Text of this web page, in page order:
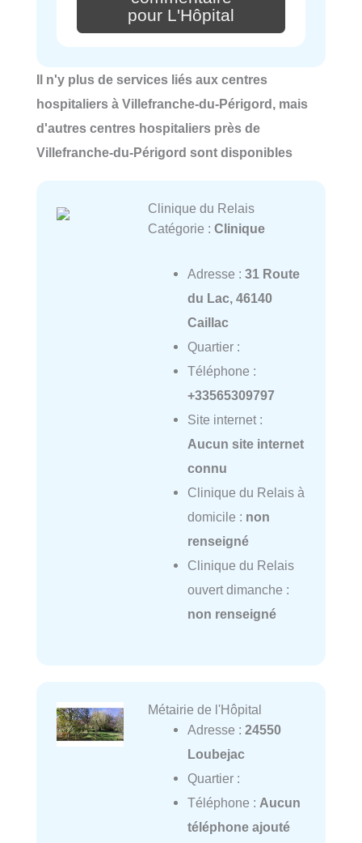
pour L'Hôpital
Il n'y plus de services liés aux centres
hospitaliers à Villefranche-du-Périgord, mais
d'autres centres hospitaliers près de
Villefranche-du-Périgord sont disponibles
Clinique du Relais
Catégorie : Clinique
Adresse : 31 Route
du Lac, 46140
Caillac
Quartier :
Téléphone :
+33565309797
Site internet :
Aucun site internet
connu
Clinique du Relais à
domicile : non
renseigné
Clinique du Relais
ouvert dimanche :
non renseigné
Métairie de l'Hôpital
Adresse : 24550
Loubejac
Quartier :
Téléphone : Aucun
téléphone ajouté